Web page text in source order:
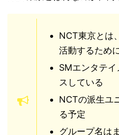
NCT東京とは
活動するため
SMエンタテ
スしている
NCTの派生ユ
る予定
グループ名は